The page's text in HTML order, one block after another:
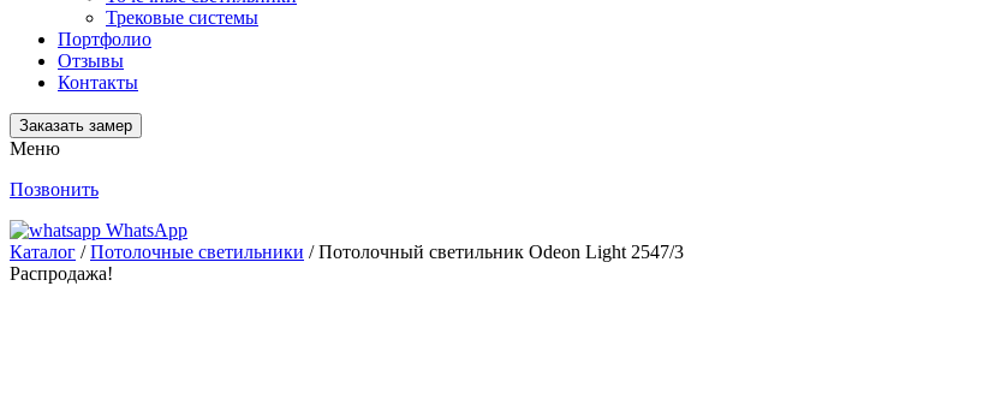
Трековые системы
Портфолио
Отзывы
Контакты
Заказать замер
Меню
Позвонить
WhatsApp
Каталог /Потолочные светильники / Потолочный светильник Odeon Light 2547/3
Распродажа!